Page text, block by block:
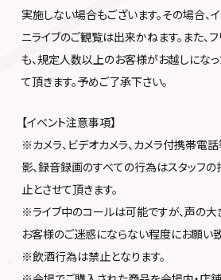
実施しない場合もございます。その場合、
ニライブのご観覧は出来かねます。また、
も、規定人数以上のお客様がお越しにな
て頂きます。予めご了承下さい。
【イベント注意事項】
※カメラ、ビデオカメラ、カメラ付携帯電
影、録音録画のすべての行為はスタッフ
止とさせて頂きます。
※ライブ中のコールは可能ですが、声の大
お客様のご迷惑にならない程度にお願い致
※飲酒行為は禁止となります。